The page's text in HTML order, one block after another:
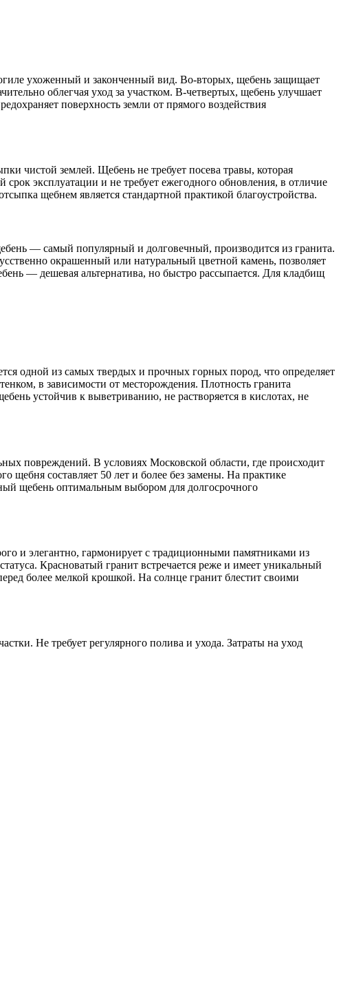
ухоженный и законченный вид. Во-вторых, щебень защищает
облегчая уход за участком. В-четвертых, щебень улучшает
поверхность земли от прямого воздействия
чистой землей. Щебень не требует посева травы, которая
эксплуатации и не требует ежегодного обновления, в отличие
щебнем является стандартной практикой благоустройства.
— самый популярный и долговечный, производится из гранита.
окрашенный или натуральный цветной камень, позволяет
— дешевая альтернатива, но быстро рассыпается. Для кладбищ
одной из самых твердых и прочных горных пород, что определяет
в зависимости от месторождения. Плотность гранита
устойчив к выветриванию, не растворяется в кислотах, не
повреждений. В условиях Московской области, где происходит
щебня составляет 50 лет и более без замены. На практике
щебень оптимальным выбором для долгосрочного
и элегантно, гармонирует с традиционными памятниками из
Красноватый гранит встречается реже и имеет уникальный
более мелкой крошкой. На солнце гранит блестит своими
Не требует регулярного полива и ухода. Затраты на уход